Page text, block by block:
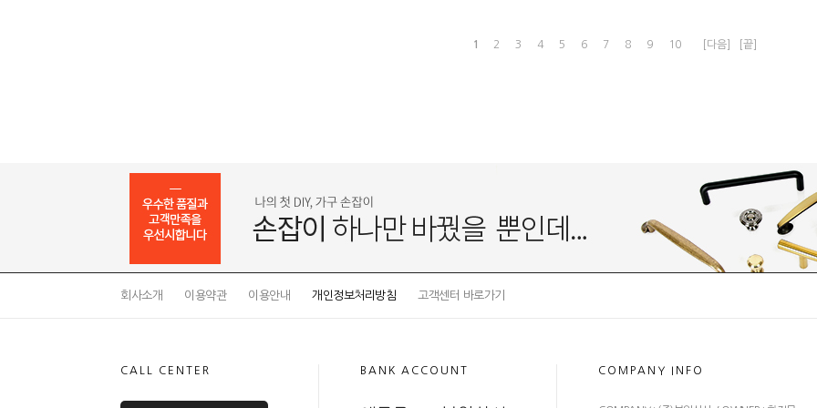
1 2 3 4 5 6 7 8 9 10 [다음] [끝]
회사소개 이용약관 이용안내 개인정보처리방침 고객센터 바로가기
CALL CENTER BANK ACCOUNT COMPANY INFO